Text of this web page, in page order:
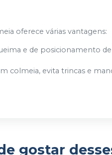
oferece várias vantagens:
e de posicionamento
colmeia, evita trincas e
gostar